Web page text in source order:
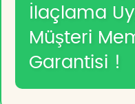
İlaçlama
Müşteri
Garantisi !